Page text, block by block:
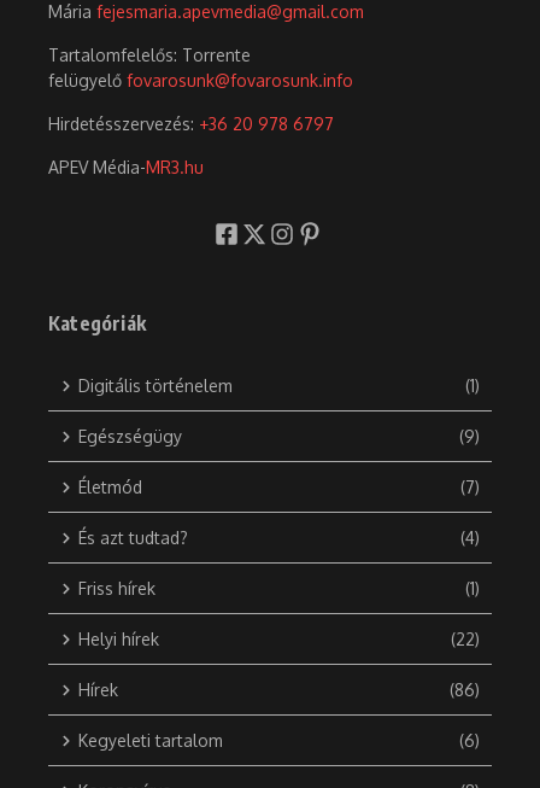
Mária fejesmaria.apevmedia@gmail.com
Tartalomfelelős: Torrente
felügyelő fovarosunk@fovarosunk.info
Hirdetésszervezés: +36 20 978 6797
APEV Média-MR3.hu
Kategóriák
Digitális történelem (1)
Egészségügy (9)
Életmód (7)
És azt tudtad? (4)
Friss hírek (1)
Helyi hírek (22)
Hírek (86)
Kegyeleti tartalom (6)